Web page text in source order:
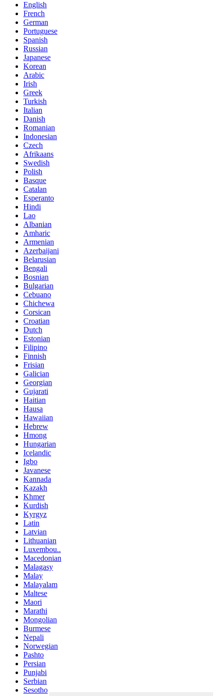
English
French
German
Portuguese
Spanish
Russian
Japanese
Korean
Arabic
Irish
Greek
Turkish
Italian
Danish
Romanian
Indonesian
Czech
Afrikaans
Swedish
Polish
Basque
Catalan
Esperanto
Hindi
Lao
Albanian
Amharic
Armenian
Azerbaijani
Belarusian
Bengali
Bosnian
Bulgarian
Cebuano
Chichewa
Corsican
Croatian
Dutch
Estonian
Filipino
Finnish
Frisian
Galician
Georgian
Gujarati
Haitian
Hausa
Hawaiian
Hebrew
Hmong
Hungarian
Icelandic
Igbo
Javanese
Kannada
Kazakh
Khmer
Kurdish
Kyrgyz
Latin
Latvian
Lithuanian
Luxembou..
Macedonian
Malagasy
Malay
Malayalam
Maltese
Maori
Marathi
Mongolian
Burmese
Nepali
Norwegian
Pashto
Persian
Punjabi
Serbian
Sesotho